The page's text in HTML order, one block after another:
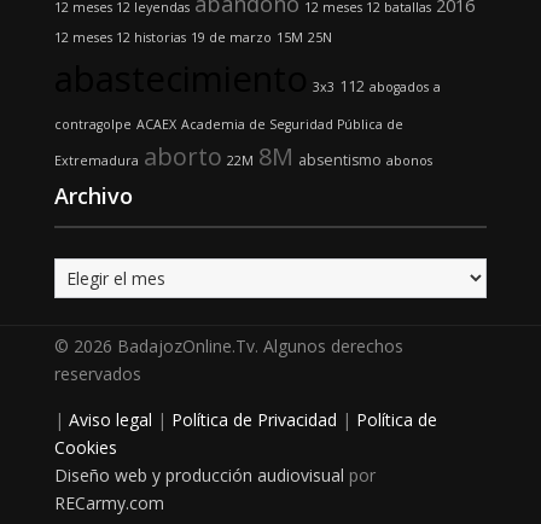
12 meses 12 leyendas 12 meses 12 batallas 2016
12 meses 12 historias 19 de marzo 15M 25N
3x3 112 abogados a
contragolpe ACAEX Academia de Seguridad Pública de
Extremadura aborto 22M 8M absentismo abonos
Archivo
Archivo
© 2026 BadajozOnline.Tv. Algunos derechos
reservados
| Aviso legal | Política de Privacidad | Política de
Cookies
Diseño web y producción audiovisual por
RECarmy.com